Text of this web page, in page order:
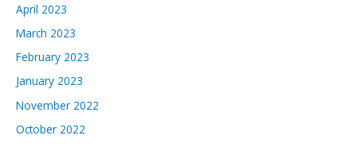
April 2023
March 2023
February 2023
January 2023
November 2022
October 2022